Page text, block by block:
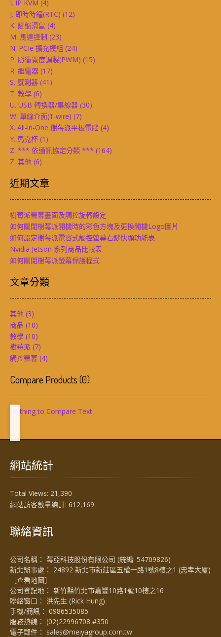
I. IP KVM (4)
J. 即時時鐘(RTC) (12)
K. 鍵盤滑鼠 (4)
M. 馬達控制 (23)
N. PCIe 擴充模組 (24)
P. 脈衝寬度調製(PWM) (15)
R. 繼電器 (17)
S. 感測器 (41)
T. 教學 (6)
U. USB 轉換器/集線器 (30)
W. 單線介面(1-wire) (7)
X. All-in-One 樹莓派平板電腦 (4)
Y. 馬克杯 (1)
Z. *** 依通訊協定分類 *** (164)
Z. 其他 (6)
近期文章
樹莓派螢幕畫面及觸控旋轉設定
如何關閉樹莓派開機時的彩色方塊及更換開機Logo圖片
如何設定樹莓派電容式觸控螢幕右鍵快顯功能表
Nvidia Jetson 系列商品比較表
如何關閉樹莓派螢幕保護程式
文章分類
其他 (3)
商品 (10)
教學 (10)
樹莓派 (7)
觸控螢幕 (4)
Compare Products(0)
Nothing to Compare Text
網站統計
Total Views: 21,390
網站訪客數量總計: 612,169
聯絡資訊
公司名稱： 莓亞科技股份有限公司 (統編: 54709826)
新北辦事處： 24892 新北市新莊區五權一路1號8樓之1 (忠孝大廈)
［查看地圖］
公司登記地： 新竹縣竹北市嘉豐10路1號10樓之16
聯絡窗口： 洪先生 (Rick Hung)
手機/簡訊： 0986535085
服務熱線： (02)22996708 #350
電子郵件： sales@meiyagroup.com.tw